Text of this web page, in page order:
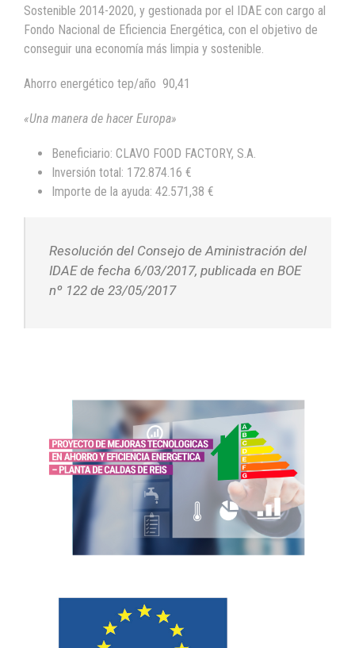
Sostenible 2014-2020, y gestionada por el IDAE con cargo al
Fondo Nacional de Eficiencia Energética, con el objetivo de
conseguir una economía más limpia y sostenible.
Ahorro energético tep/año 90,41
«Una manera de hacer Europa»
Beneficiario: CLAVO FOOD FACTORY, S.A.
Inversión total: 172.874.16 €
Importe de la ayuda: 42.571,38 €
Resolución del Consejo de Aministración del
IDAE de fecha 6/03/2017, publicada en BOE
nº 122 de 23/05/2017